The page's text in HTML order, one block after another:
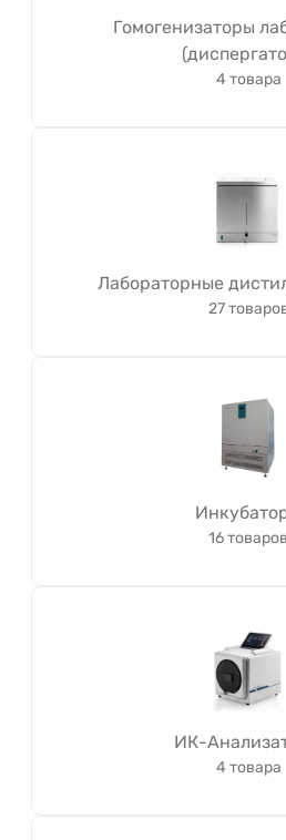
Гомогенизаторы
4 товара
Лабораторные
27
16 товаров
ИК-
4 товара